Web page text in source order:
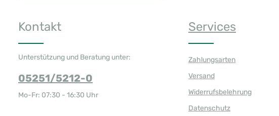
Kontakt
Unterstützung und Beratung unter:
05251/5212-0
Mo-Fr: 07:30 - 16:30 Uhr
Services
Zahlungsarten
Versand
Widerrufsbelehrung
Datenschutz